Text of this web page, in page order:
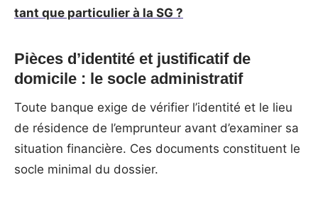
tant que particulier à la SG ?
Pièces d’identité et justificatif de
domicile : le socle administratif
Toute banque exige de vérifier l’identité et le lieu
de résidence de l’emprunteur avant d’examiner sa
situation financière. Ces documents constituent le
socle minimal du dossier.